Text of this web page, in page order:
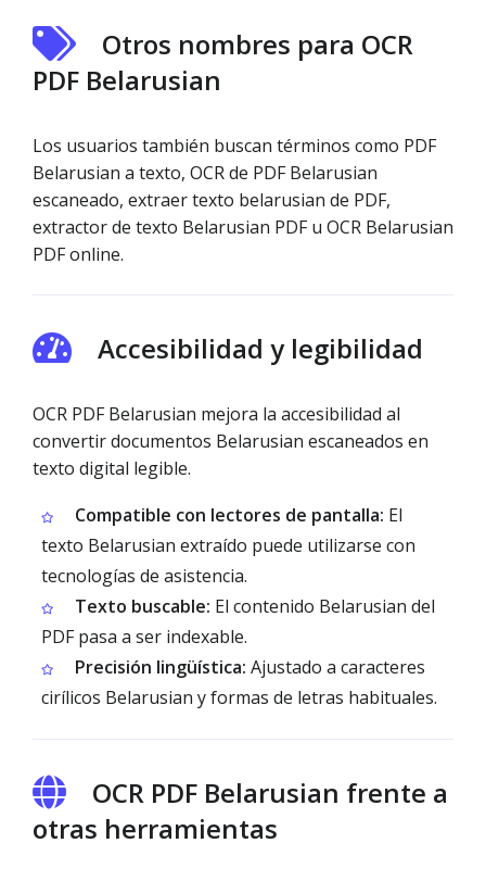
Otros nombres para OCR
PDF Belarusian
Los usuarios también buscan términos como PDF
Belarusian a texto, OCR de PDF Belarusian
escaneado, extraer texto belarusian de PDF,
extractor de texto Belarusian PDF u OCR Belarusian
PDF online.
Accesibilidad y legibilidad
OCR PDF Belarusian mejora la accesibilidad al
convertir documentos Belarusian escaneados en
texto digital legible.
Compatible con lectores de pantalla: El
texto Belarusian extraído puede utilizarse con
tecnologías de asistencia.
Texto buscable: El contenido Belarusian del
PDF pasa a ser indexable.
Precisión lingüística: Ajustado a caracteres
cirílicos Belarusian y formas de letras habituales.
OCR PDF Belarusian frente a
otras herramientas